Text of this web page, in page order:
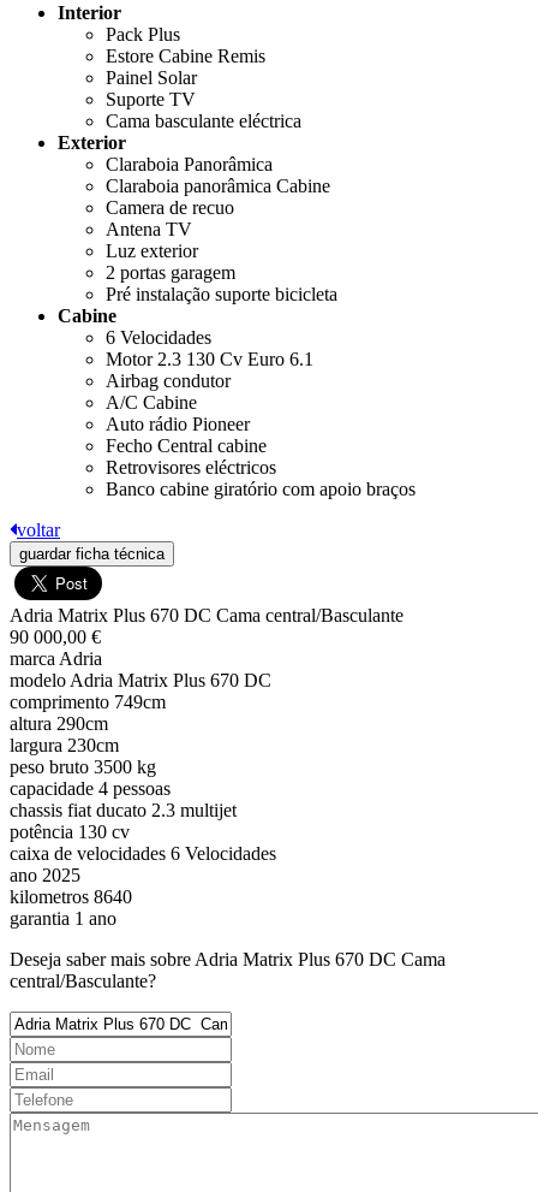
Interior
Pack Plus
Estore Cabine Remis
Painel Solar
Suporte TV
Cama basculante eléctrica
Exterior
Claraboia Panorâmica
Claraboia panorâmica Cabine
Camera de recuo
Antena TV
Luz exterior
2 portas garagem
Pré instalação suporte bicicleta
Cabine
6 Velocidades
Motor 2.3 130 Cv Euro 6.1
Airbag condutor
A/C Cabine
Auto rádio Pioneer
Fecho Central cabine
Retrovisores eléctricos
Banco cabine giratório com apoio braços
voltar
guardar ficha técnica
Adria Matrix Plus 670 DC Cama central/Basculante
90 000,00 €
marca Adria
modelo Adria Matrix Plus 670 DC
comprimento 749cm
altura 290cm
largura 230cm
peso bruto 3500 kg
capacidade 4 pessoas
chassis fiat ducato 2.3 multijet
potência 130 cv
caixa de velocidades 6 Velocidades
ano 2025
kilometros 8640
garantia 1 ano
Deseja saber mais sobre Adria Matrix Plus 670 DC Cama
central/Basculante?